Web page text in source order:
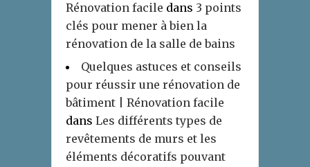
Rénovation facile dans 3 points
clés pour mener à bien la
rénovation de la salle de bains
Quelques astuces et conseils
pour réussir une rénovation de
bâtiment | Rénovation facile
dans Les différents types de
revêtements de murs et les
éléments décoratifs pouvant